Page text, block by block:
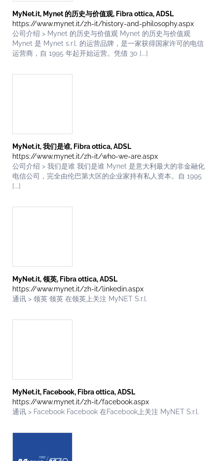
MyNet.it, Mynet 的历史与价值观, Fibra ottica, ADSL
https://www.mynet.it/zh-it/history-and-philosophy.aspx
公司介绍 > Mynet 的历史与价值观 Mynet 的历史与价值观
Mynet 是 Mynet s.r.l. 的运营品牌，是一家获得国家许可的电信
运营商，自 1995 年起开始运营。凭借 30 [...]
MyNet.it, 我们是谁, Fibra ottica, ADSL
https://www.mynet.it/zh-it/who-we-are.aspx
公司介绍 > 我们是谁 我们是谁 Mynet 是意大利最大的非金融化
电信公司，完全由伦巴第大区的企业家持有私人资本。自 1995
[...]
MyNet.it, 领英, Fibra ottica, ADSL
https://www.mynet.it/zh-it/linkedin.aspx
通讯 > 领英 领英 在领英上关注 MyNET S.r.l.
MyNet.it, Facebook, Fibra ottica, ADSL
https://www.mynet.it/zh-it/facebook.aspx
通讯 > Facebook Facebook 在Facebook上关注 MyNET S.r.l.